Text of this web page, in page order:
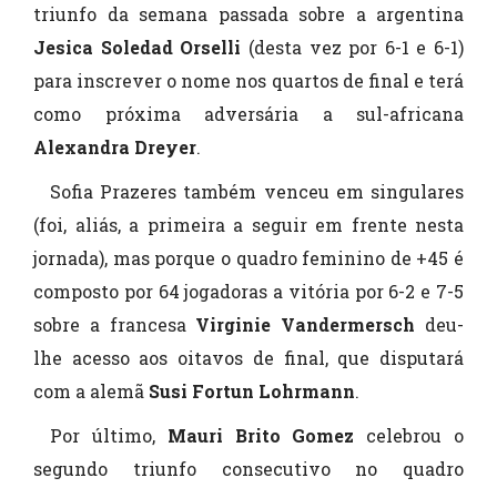
triunfo da semana passada sobre a argentina
Jesica Soledad Orselli (desta vez por 6-1 e 6-1)
para inscrever o nome nos quartos de final e terá
como próxima adversária a sul-africana
Alexandra Dreyer.
Sofia Prazeres também venceu em singulares
(foi, aliás, a primeira a seguir em frente nesta
jornada), mas porque o quadro feminino de +45 é
composto por 64 jogadoras a vitória por 6-2 e 7-5
sobre a francesa Virginie Vandermersch deu-
lhe acesso aos oitavos de final, que disputará
com a alemã Susi Fortun Lohrmann.
Por último, Mauri Brito Gomez celebrou o
segundo triunfo consecutivo no quadro